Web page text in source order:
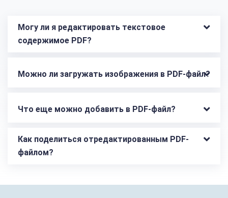
Могу ли я редактировать текстовое
содержимое PDF?
Можно ли загружать изображения в PDF-файл?
Что еще можно добавить в PDF-файл?
Как поделиться отредактированным PDF-
файлом?